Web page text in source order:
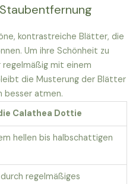
kontrastreiche Blätter, die
Um ihre Schönheit zu
mit einem
die Musterung der Blätter
besser atmen.
Calathea Dottie
hellen bis halbschattigen
regelmäßiges